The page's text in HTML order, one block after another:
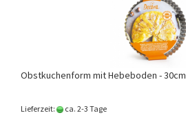
Obstkuchenform mit Hebeboden - 30cm
Lieferzeit: ca. 2-3 Tage